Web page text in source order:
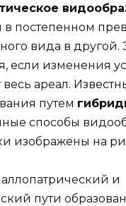
в постепенном
вида в другой.
если изменения
весь ареал.
путем
способы
изображены на
и
пути